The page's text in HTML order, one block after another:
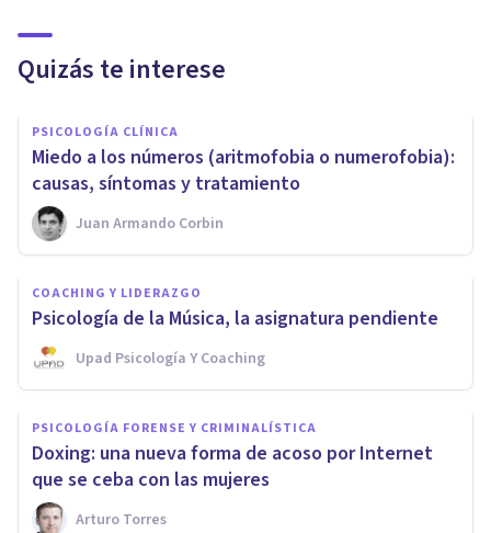
Quizás te interese
PSICOLOGÍA CLÍNICA
Miedo a los números (aritmofobia o numerofobia):
causas, síntomas y tratamiento
Juan Armando Corbin
COACHING Y LIDERAZGO
Psicología de la Música, la asignatura pendiente
Upad Psicología Y Coaching
PSICOLOGÍA FORENSE Y CRIMINALÍSTICA
Doxing: una nueva forma de acoso por Internet
que se ceba con las mujeres
Arturo Torres